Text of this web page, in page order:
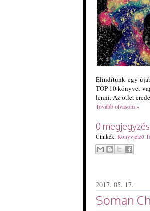
Elindítunk egy
TOP 10 könyvet
lenni. Az ötlet
Tovább olvasom »
0 megjegyzés
Címkék: Könyvjelző
2017. 05. 17.
Soman